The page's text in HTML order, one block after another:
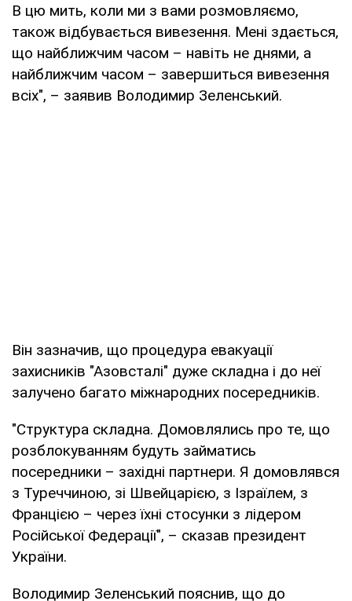
В цю мить, коли ми з вами розмовляємо,
також відбувається вивезення. Мені здається,
що найближчим часом – навіть не днями, а
найближчим часом – завершиться вивезення
всіх", – заявив Володимир Зеленський.
Він зазначив, що процедура евакуації
захисників "Азовсталі" дуже складна і до неї
залучено багато міжнародних посередників.
"Структура складна. Домовлялись про те, що
розблокуванням будуть займатись
посередники – західні партнери. Я домовлявся
з Туреччиною, зі Швейцарією, з Ізраїлем, з
Францією – через їхні стосунки з лідером
Російської Федерації", – сказав президент
України.
Володимир Зеленський пояснив, що до